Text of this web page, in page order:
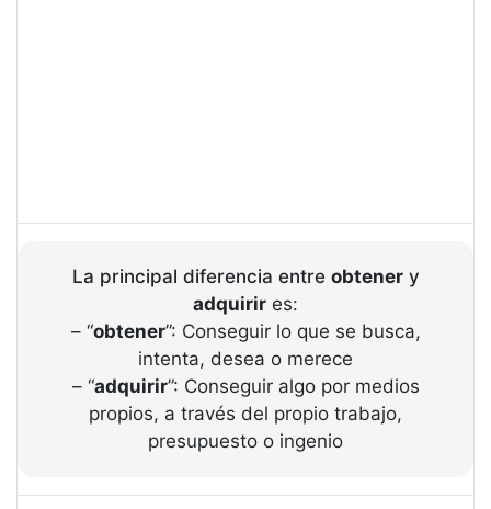
La principal diferencia entre obtenery
adquirir es:
– “obtener”: Conseguir lo que se busca,
intenta, desea o merece
– “adquirir”: Conseguir algo por medios
propios, a través del propio trabajo,
presupuesto o ingenio